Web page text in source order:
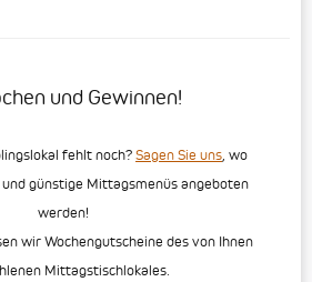
und Gewinnen!
fehlt noch? Sagen Sie uns, wo
günstige Mittagsmenüs angeboten
werden!
wir Wochengutscheine des von Ihnen
Mittagstischlokales.